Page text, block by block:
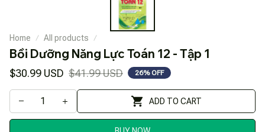
Home All products
Bồi Dưỡng Năng Lực Toán 12 - Tập 1
$30.99 USD $41.99 USD 26% OFF
ADD TO CART